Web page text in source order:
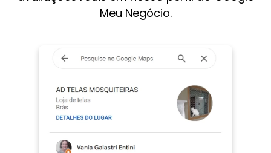
Meu Negócio.